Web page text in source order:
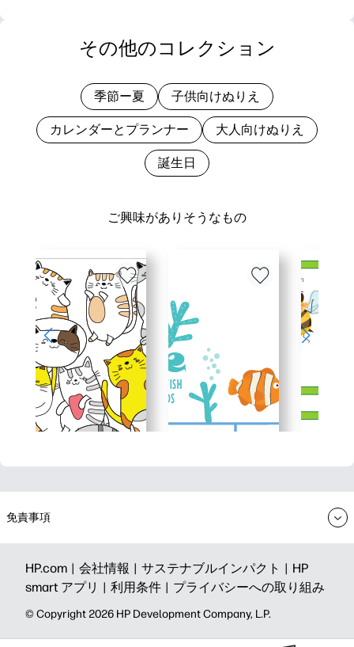
ご興味がありそうなもの
その他のコレクション
季節ー夏 子供向けぬりえ
カレンダーとプランナー 大人向けぬりえ
誕生日
免責事項
HP.com | 会社情報 | サステナブルインパクト | HP
smart アプリ | 利用条件 | プライバシーへの取り組み
©️ Copyright 2026 HP Development Company, L.P.